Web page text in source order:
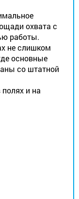
охвата с
работы.
не слишком
основные
со штатной
и на